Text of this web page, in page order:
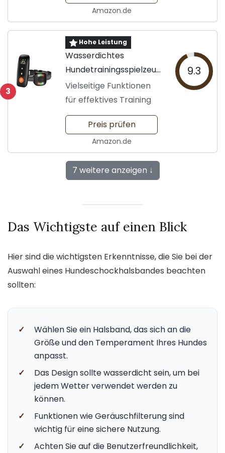
Amazon.de
3
Hohe Leistung
Wasserdichtes
Hundetrainingsspielzeug
für alle Hunderassen
Vielseitige Funktionen
für effektives Training
9.3
Preis prüfen
Amazon.de
7 weitere anzeigen ↓
Das Wichtigste auf einen Blick
Hier sind die wichtigsten Erkenntnisse, die Sie bei der
Auswahl eines Hundeschockhalsbandes beachten
sollten:
✓
Wählen Sie ein Halsband, das sich an die
Größe und den Temperament Ihres Hundes
anpasst.
✓
Das Design sollte wasserdicht sein, um bei
jedem Wetter verwendet werden zu
können.
✓
Funktionen wie Geräuschfilterung sind
wichtig für eine sichere Nutzung.
✓
Achten Sie auf die Benutzerfreundlichkeit,